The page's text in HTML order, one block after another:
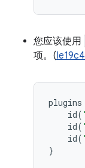
您应该使用
项。(Ie19c4
plugins
id(
id(
id(
}